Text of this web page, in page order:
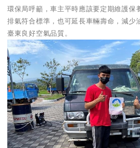
環保局呼籲，車主平時應該要定期維護保
排氣符合標準，也可延長車輛壽命，減少
臺東良好空氣品質。